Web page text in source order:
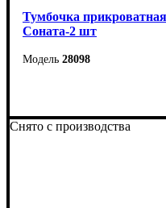
Тумбочка прикроватная
Соната-2 шт
28098
Высота: 42 см
Глубина: 39 см
Снято с производства